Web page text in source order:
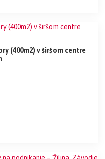
(400m2) v širšom centre